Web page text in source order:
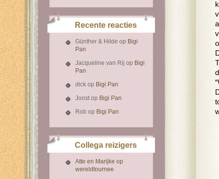
Recente reacties
Günther & Hilde op Bigi
Pan
Jacqueline van Rij op Bigi
Pan
dick op Bigi Pan
Joostop Bigi Pan
Rob op Bigi Pan
Collega reizigers
Atte en Marijke op
wereldtournee